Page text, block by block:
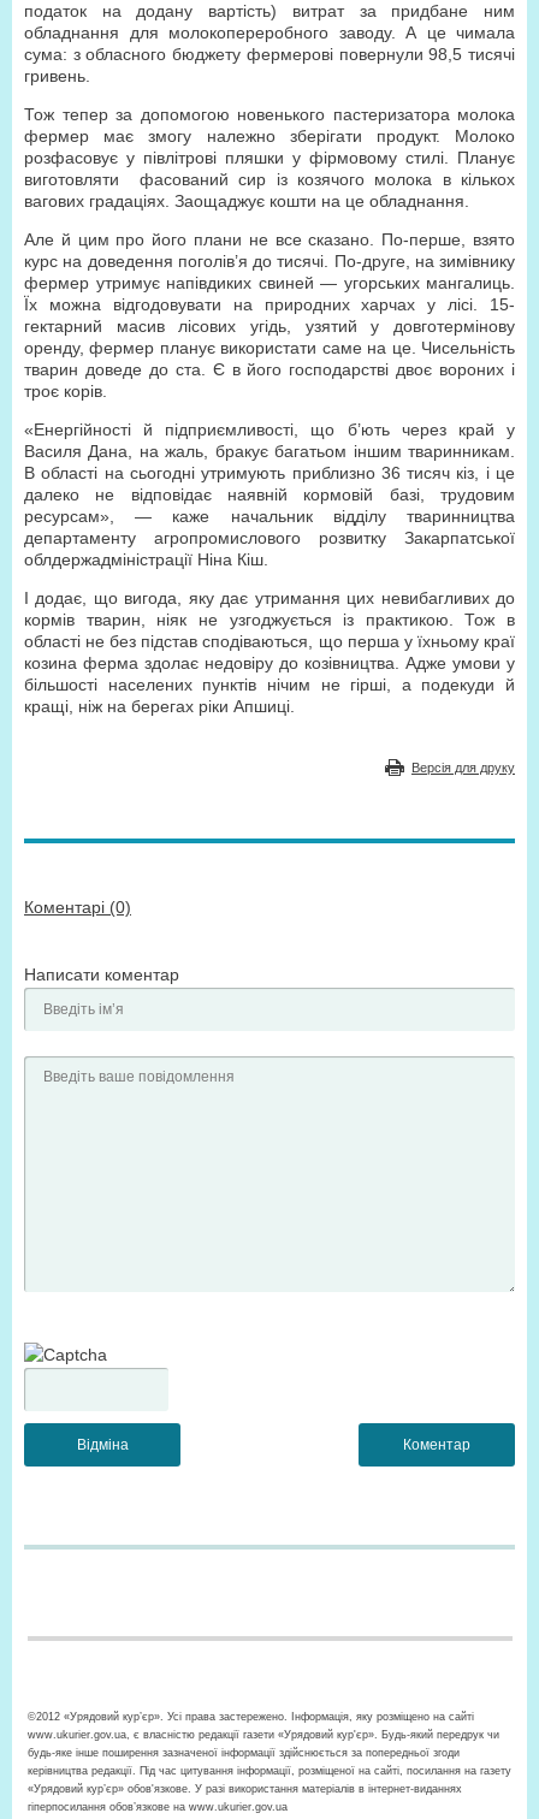
податок на додану вартість) витрат за придбане ним
обладнання для молокопереробного заводу. А це чимала
сума: з обласного бюджету фермерові повернули 98,5 тисячі
гривень.
Тож тепер за допомогою новенького пастеризатора молока
фермер має змогу належно зберігати продукт. Молоко
розфасовує у півлітрові пляшки у фірмовому стилі. Планує
виготовляти фасований сир із козячого молока в кількох
вагових градаціях. Заощаджує кошти на це обладнання.
Але й цим про його плани не все сказано. По-перше, взято
курс на доведення поголів’я до тисячі. По-друге, на зимівнику
фермер утримує напівдиких свиней — угорських мангалиць.
Їх можна відгодовувати на природних харчах у лісі. 15-
гектарний масив лісових угідь, узятий у довготермінову
оренду, фермер планує використати саме на це. Чисельність
тварин доведе до ста. Є в його господарстві двоє вороних і
троє корів.
«Енергійності й підприємливості, що б’ють через край у
Василя Дана, на жаль, бракує багатьом іншим тваринникам.
В області на сьогодні утримують приблизно 36 тисяч кіз, і це
далеко не відповідає наявній кормовій базі, трудовим
ресурсам», — каже начальник відділу тваринництва
департаменту агропромислового розвитку Закарпатської
облдержадміністрації Ніна Кіш.
І додає, що вигода, яку дає утримання цих невибагливих до
кормів тварин, ніяк не узгоджується із практикою. Тож в
області не без підстав сподіваються, що перша у їхньому краї
козина ферма здолає недовіру до козівництва. Адже умови у
більшості населених пунктів нічим не гірші, а подекуди й
кращі, ніж на берегах ріки Апшиці.
Версія для друку
Коментарі (0)
Написати коментар
©2012 «Урядовий кур’єр». Усі права застережено. Інформація, яку розміщено на сайті
www.ukurier.gov.ua, є власністю редакції газети «Урядовий кур'єр». Будь-який передрук чи
будь-яке інше поширення зазначеної інформації здійснюється за попередньої згоди
керівництва редакції. Під час цитування інформації, розміщеної на сайті, посилання на газету
«Урядовий кур’єр» обов'язкове. У разі використання матеріалів в інтернет-виданнях
гіперпосилання обов’язкове на www.ukurier.gov.ua